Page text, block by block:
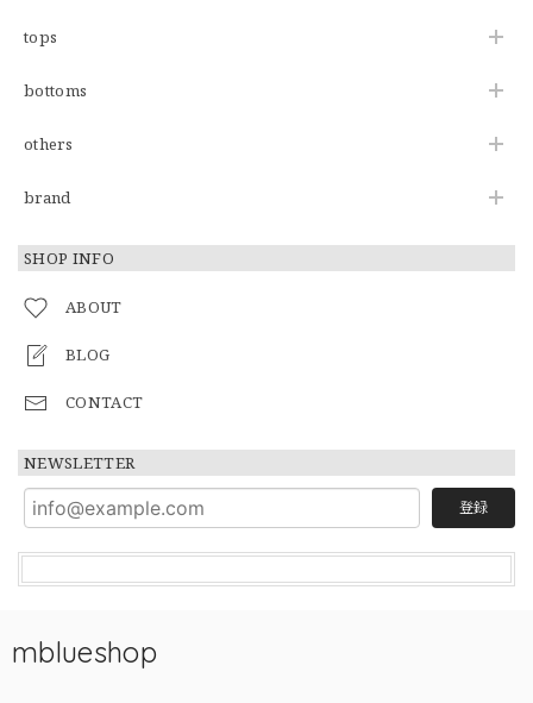
tops
bottoms
others
brand
SHOP INFO
ABOUT
BLOG
CONTACT
NEWSLETTER
登録
mblueshop